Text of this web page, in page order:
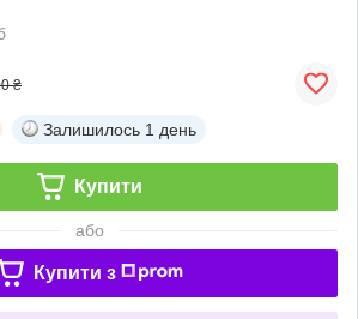
₴
Залишилось 1 день
Купити
або
Купити з